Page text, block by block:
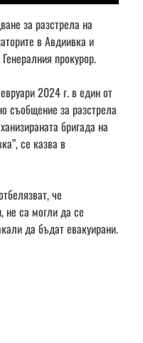
за разстрела на
в Авдиивка и
прокурор.
2024 г. в един от
съобщение за разстрела
бригада на
се казва в
че
не са могли да се
да бъдат евакуирани.